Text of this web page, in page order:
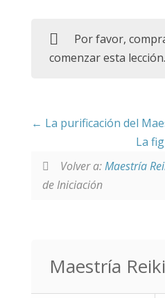
Por favor,
comenzar esta lección.
La purificación del
La
Volver a:Maestría
de Iniciación
Maestría